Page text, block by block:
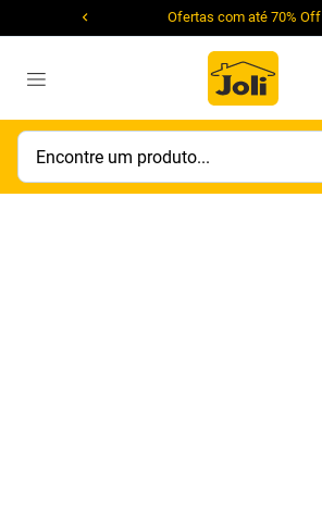
Ofertas com até 70% Off
Encontre um produto...